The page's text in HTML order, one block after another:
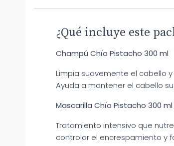
¿Qué incluye este
Champú Chïo Pistacho 300 ml
Limpia suavemente el cabello
Ayuda a mantener el cabello
Mascarilla Chïo Pistacho 300 ml
Tratamiento intensivo que
controlar el encrespamiento y